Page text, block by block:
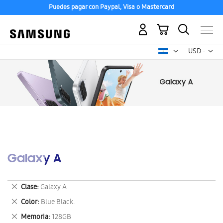
Puedes pagar con Paypal, Visa o Mastercard
USD -
dólar
Mi carrito
Galaxy A
Clase Galaxy A
Eliminar
este
artículo
Color Blue Black.
Eliminar
este
Memoria 128GB
Eliminar